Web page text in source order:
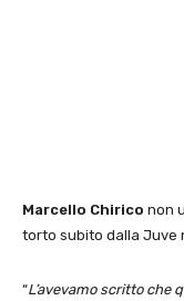
Marcello Chirico non
torto subito dalla Juve
“L’avevamo scritto che